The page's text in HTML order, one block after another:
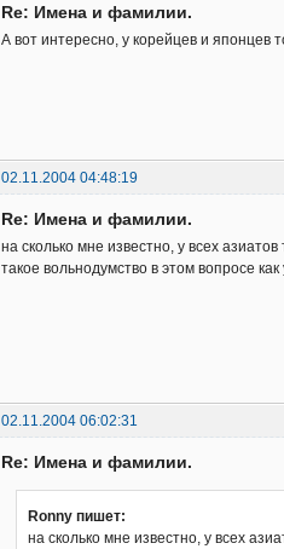
Re: Имена и фамилии.
А вот интересно, у корейцев и
02.11.2004 04:48:19
Re: Имена и фамилии.
на сколько мне известно, у всех
такое вольнодумство в этом вопросе
02.11.2004 06:02:31
Re: Имена и фамилии.
Ronny пишет:
на сколько мне известно, у всех